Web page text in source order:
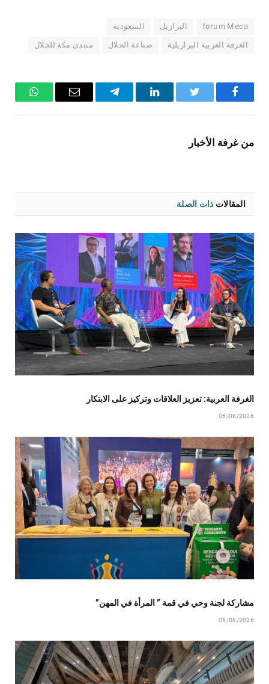
forum Meca البرازيل السعودية
الغرفة العربية البرازيلية صناعة الحلال منتدى مكة للحلال
فيسبوك تويتر لينكدإن تيلقرام
البريد
واتساب
من غرفة الأخبار
المقالات ذات الصلة
الغرفة العربية: تعزيز العلاقات وتركيز على الابتكار
06/08/2026
مشاركة لجنة وحي في قمة ” المرأة في المهن”
05/08/2026